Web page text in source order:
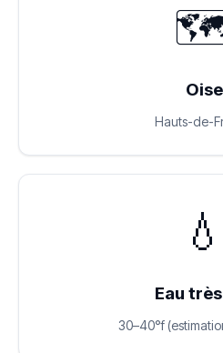
Oise
Hauts-de-
💧
Eau
30–40°f